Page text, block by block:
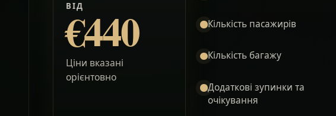
ВІД
€440
Ціни вказані
орієнтовно
Кількість пасажирів
Кількість багажу
Додаткові зупинки та
очікування